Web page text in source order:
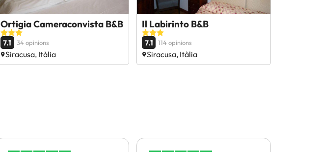
Ortigia Cameraconvista B&B
7.1 34 opinions
Siracusa, Itàlia
Il Labirinto B&B
7.1 114 opinions
Siracusa, Itàlia